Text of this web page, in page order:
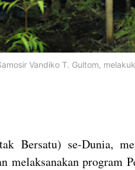
Vandiko T. Gultom,
Bersatu) se-Dunia,
melaksanakan program